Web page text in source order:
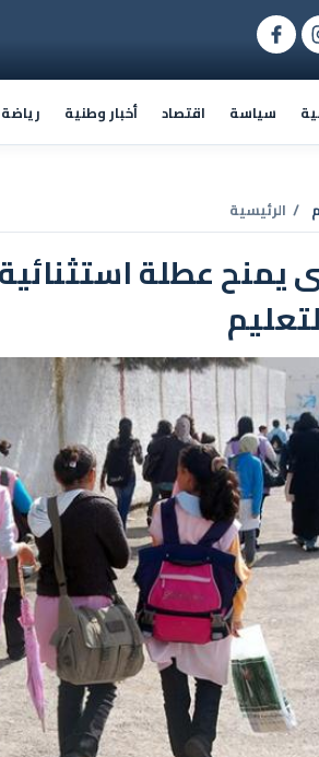
سياسة اقتصاد أخبار وطنية رياضة
/ الرئيسية
يمنح عطلة